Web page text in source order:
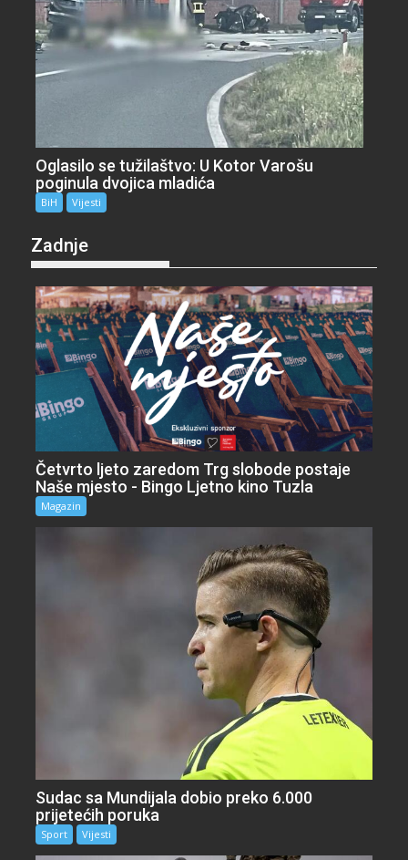
Oglasilo se tužilaštvo: U Kotor Varošu
poginula dvojica mladića
BiH Vijesti
Zadnje
Četvrto ljeto zaredom Trg slobode postaje
Naše mjesto - Bingo Ljetno kino Tuzla
Magazin
Sudac sa Mundijala dobio preko 6.000
prijetećih poruka
Sport Vijesti